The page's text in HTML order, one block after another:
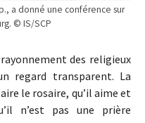
a donné une conférence sur
© IS/SCP
des religieux
regard transparent. La
le rosaire, qu’il aime et
n’est pas une prière